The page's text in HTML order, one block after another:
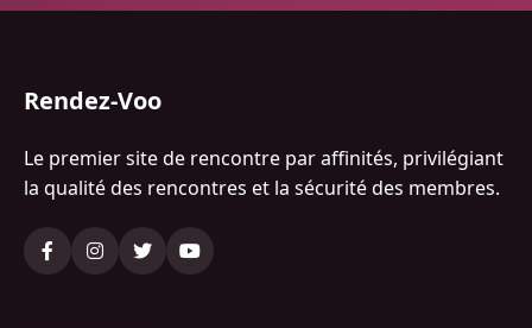
Rendez-Voo
Le premier site de rencontre par affinités, privilégiant
la qualité des rencontres et la sécurité des membres.